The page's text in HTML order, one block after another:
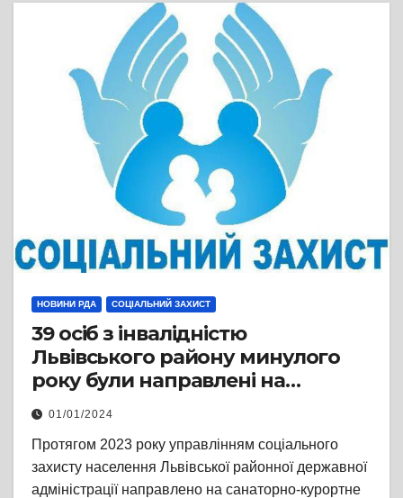
НОВИНИ РДА СОЦІАЛЬНИЙ ЗАХИСТ
39 осіб з інвалідністю
Львівського району минулого
року були направлені на
санаторно-курортне лікування
01/01/2024
Протягом 2023 року управлінням соціального
захисту населення Львівської районної державної
адміністрації направлено на санаторно-курортне